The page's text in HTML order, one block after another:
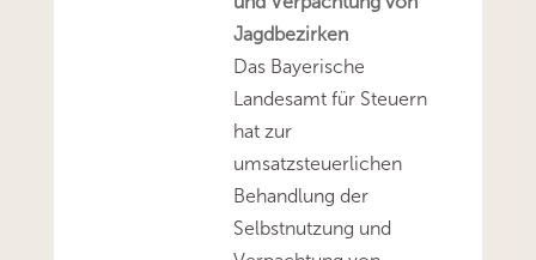
Jagdbezirken
Das Bayerische
Landesamt für Steuern
hat zur
umsatzsteuerlichen
Behandlung der
Selbstnutzung und